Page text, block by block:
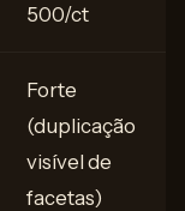
500/ct
Forte
(duplicação
visível de
facetas)